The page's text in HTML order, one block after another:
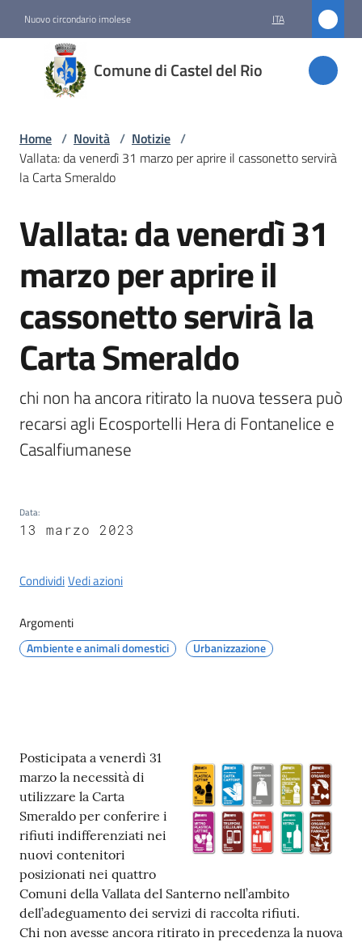
Nuovo circondario imolese ITA
Comune di Castel del Rio
Comune
di
Castel
Novità
Servizi
Vivere
Castel
del
Rio
Servizi
on-
gli
argomenti
Home / Novità / Notizie /
Vallata: da venerdì 31 marzo per aprire il cassonetto servirà
la Carta Smeraldo
Salta al contenuto
Vallata: da venerdì 31
marzo per aprire il
cassonetto servirà la
Carta Smeraldo
chi non ha ancora ritirato la nuova tessera può
recarsi agli Ecosportelli Hera di Fontanelice e
Casalfiumanese
Data:
13 marzo 2023
CondividiVedi azioni
Argomenti
Ambiente e animali domestici Urbanizzazione
Contenuto
Posticipata a venerdì 31
marzo la necessità di
utilizzare la Carta
Smeraldo per conferire i
rifiuti indifferenziati nei
nuovi contenitori
posizionati nei quattro
Comuni della Vallata del Santerno nell’ambito
dell’adeguamento dei servizi di raccolta rifiuti.
Chi non avesse ancora ritirato in precedenza la nuova